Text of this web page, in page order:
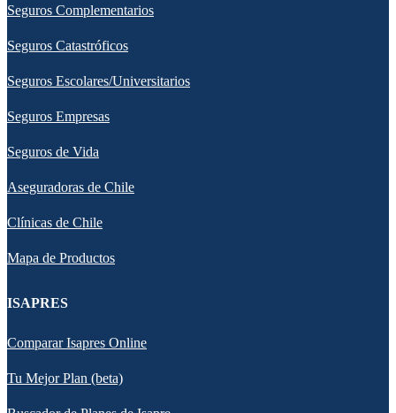
Seguros Complementarios
Seguros Catastróficos
Seguros Escolares/Universitarios
Seguros Empresas
Seguros de Vida
Aseguradoras de Chile
Clínicas de Chile
Mapa de Productos
ISAPRES
Comparar Isapres Online
Tu Mejor Plan (beta)